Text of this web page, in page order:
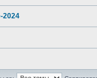
2024